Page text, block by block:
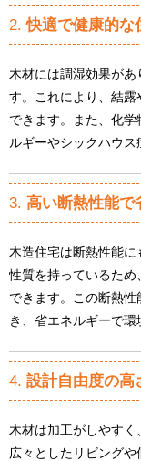
2.快適で健康的な
木材には調湿効果が
す。これにより、結
できます。また、化
ルギーやシックハウス
3. 高い断熱性能で
木造住宅は断熱性能
性質を持っているた
できます。この断熱
き、省エネルギーで環
4. 設計自由度の高
木材は加工がしやすく
広々としたリビング